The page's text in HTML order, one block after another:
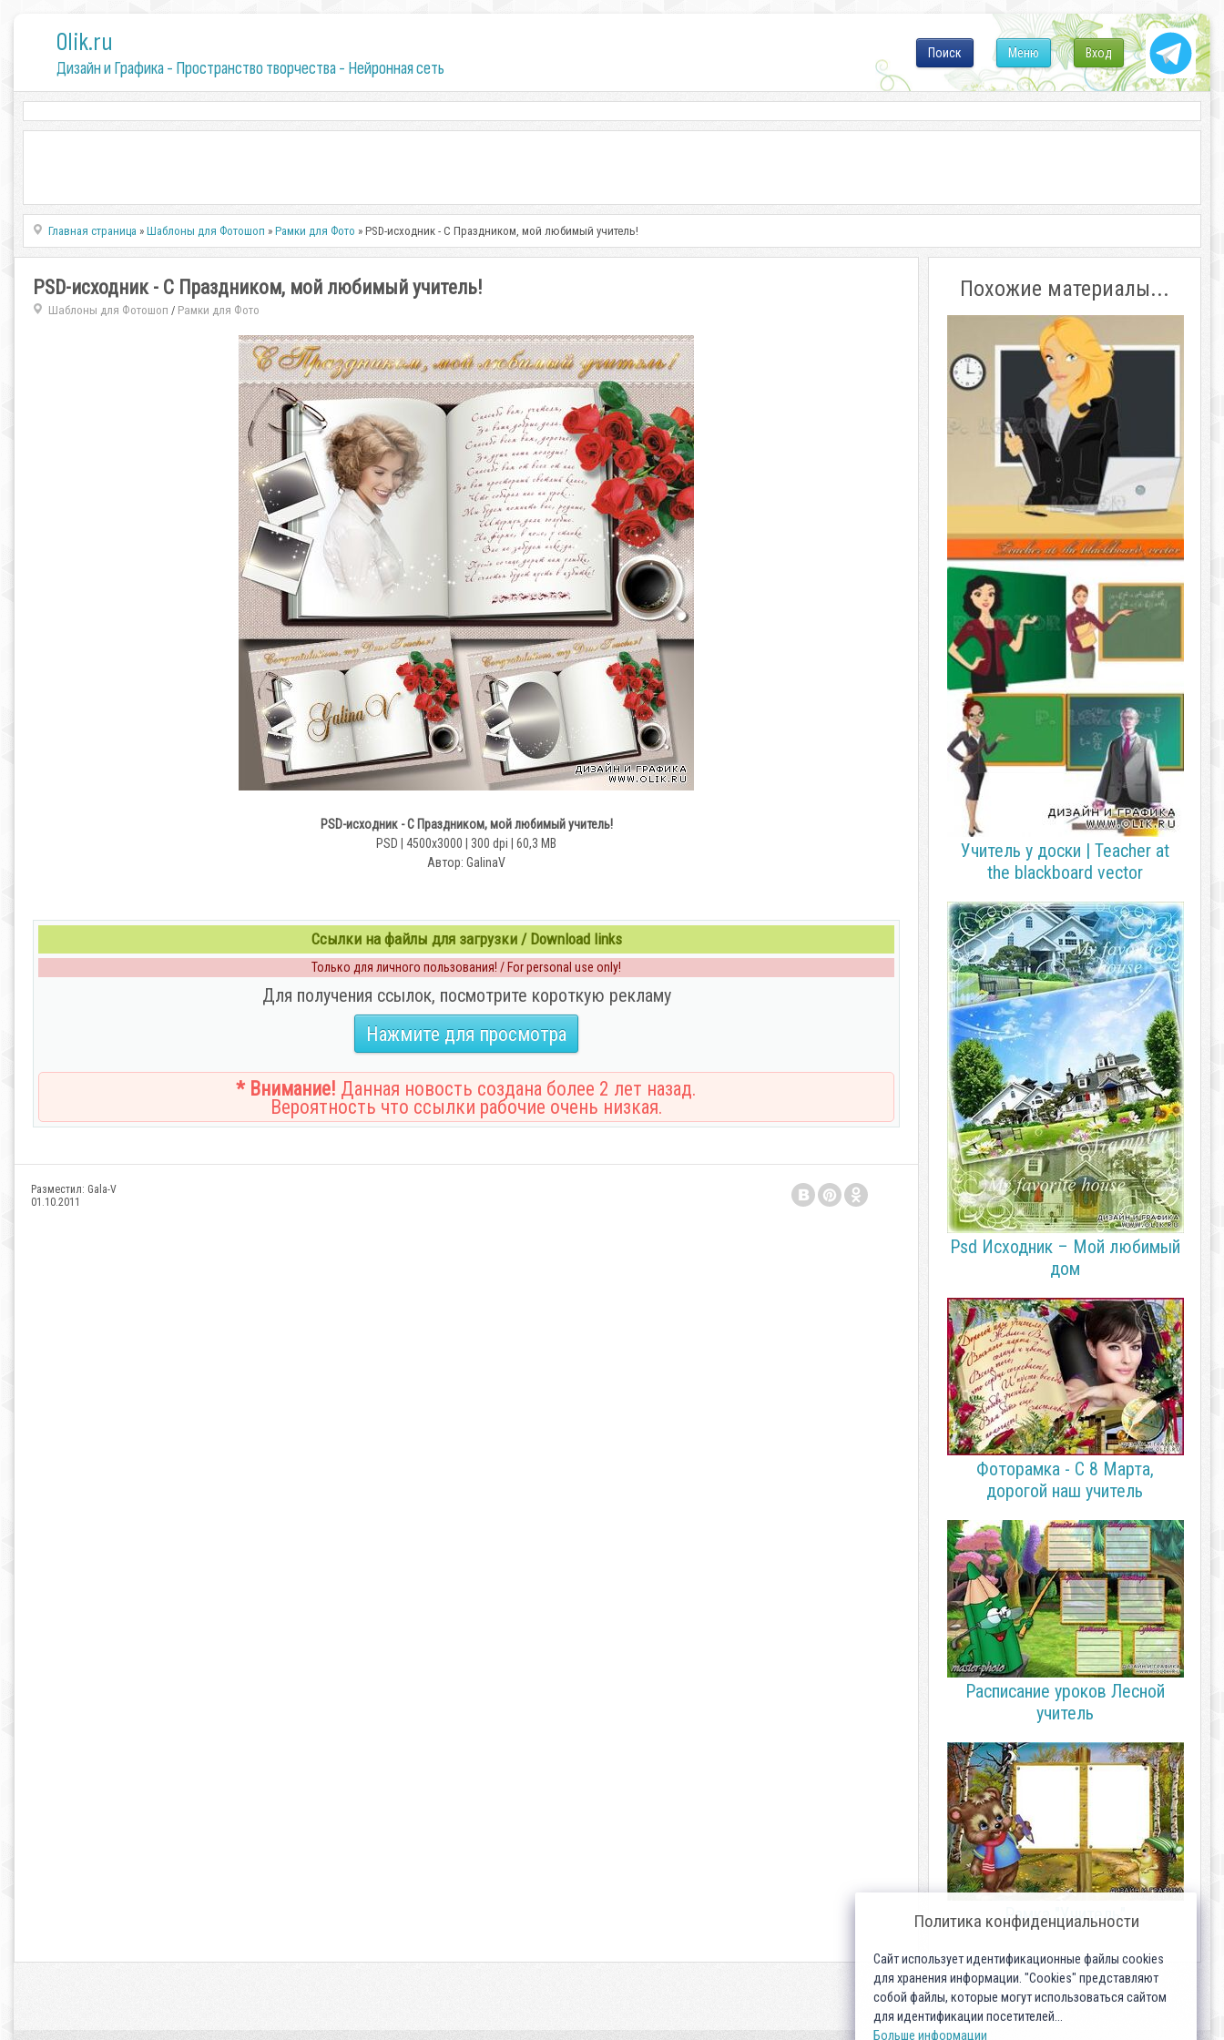
0lik.ru
Дизайн и Графика - Пространство творчества - Нейронная сеть
Вход
Меню
Поиск
Главная страница »Шаблоны для Фотошоп »Рамки для Фото » PSD-исходник - С Праздником, мой любимый учитель!
PSD-исходник - С Праздником, мой любимый учитель!
Шаблоны для Фотошоп / Рамки для Фото
PSD-исходник - С Праздником, мой любимый учитель!
PSD | 4500x3000 | 300 dpi | 60,3 MB
Автор: GalinaV
Ссылки на файлы для загрузки / Download links
Только для личного пользования! / For personal use only!
Для получения ссылок, посмотрите короткую рекламу
Нажмите для просмотра
* Внимание! Данная новость создана более 2 лет назад.
Вероятность что ссылки рабочие очень низкая.
Разместил: Gala-V
01.10.2011
Похожие материалы...
Учитель у доски | Teacher at
the blackboard vector
Psd Исходник – Мой любимый
дом
Фоторамка - С 8 Марта,
дорогой наш учитель
Расписание уроков Лесной
учитель
Рамка "Учитель"
Политика конфиденциальности
Сайт использует идентификационные файлы cookies
для хранения информации. "Cookies" представляют
собой файлы, которые могут использоваться сайтом
для идентификации посетителей...
Больше информации